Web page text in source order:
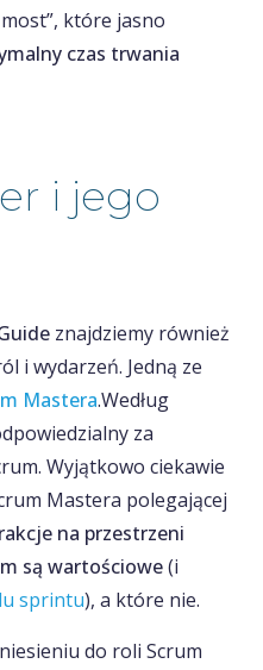
które jasno
czas trwania
i jego
znajdziemy również
i wydarzeń. Jedną ze
Mastera.Według
za
Wyjątkowo ciekawie
Mastera polegającej
na przestrzeni
są wartościowe(i
sprintu), a które nie.
do roli Scrum